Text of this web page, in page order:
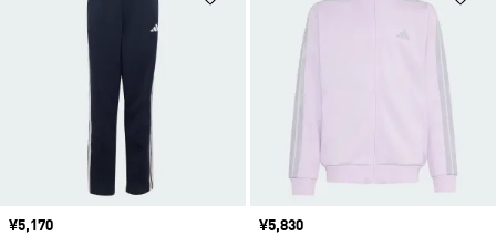
価格
¥5,170
価格
¥5,830